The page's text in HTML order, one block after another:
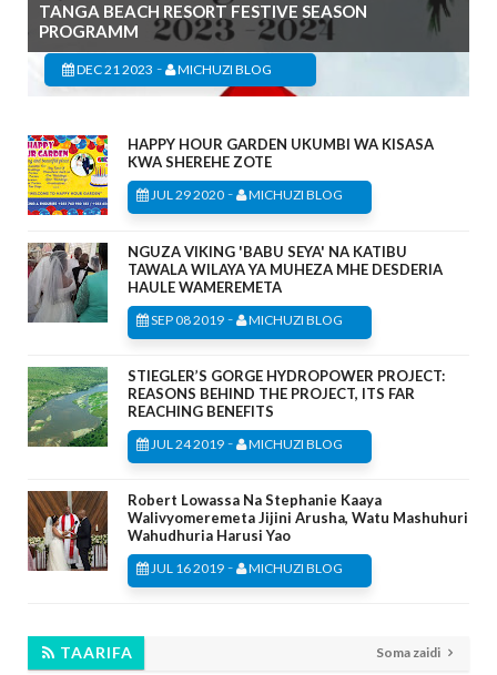
TANGA BEACH RESORT FESTIVE SEASON
PROGRAMM
DEC 21 2023 - MICHUZI BLOG
HAPPY HOUR GARDEN UKUMBI WA KISASA
KWA SHEREHE ZOTE
JUL 29 2020 - MICHUZI BLOG
NGUZA VIKING 'BABU SEYA' NA KATIBU
TAWALA WILAYA YA MUHEZA MHE DESDERIA
HAULE WAMEREMETA
SEP 08 2019 - MICHUZI BLOG
STIEGLER’S GORGE HYDROPOWER PROJECT:
REASONS BEHIND THE PROJECT, ITS FAR
REACHING BENEFITS
JUL 24 2019 - MICHUZI BLOG
Robert Lowassa Na Stephanie Kaaya
Walivyomeremeta Jijini Arusha, Watu Mashuhuri
Wahudhuria Harusi Yao
JUL 16 2019 - MICHUZI BLOG
TAARIFA Soma zaidi